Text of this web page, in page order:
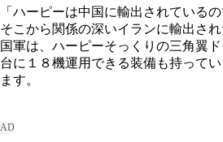
「ハーピーは中国に輸出されている
そこから関係の深いイランに輸出さ
国軍は、ハーピーそっくりの三角翼
台に１８機運用できる装備も持って
ます。